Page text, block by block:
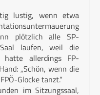
lustig, wenn etwa
plötzlich alle SP-
laufen, weil die
allerdings FP-
„Schön, wenn die
Glocke tanzt.“
im Sitzungssaal,